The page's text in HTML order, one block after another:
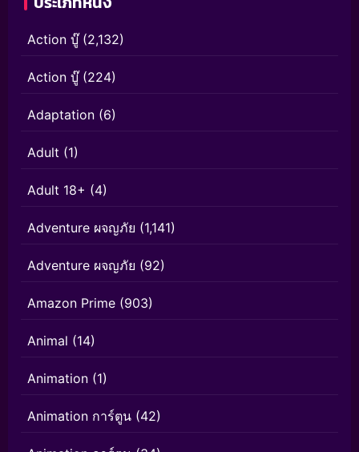
Action บู๊(2,132)
Action บู๊(224)
Adaptation (6)
Adult (1)
Adult 18+ (4)
Adventure ผจญภัย (1,141)
Adventure ผจญภัย (92)
Amazon Prime (903)
Animal (14)
Animation (1)
Animation การ์ตูน (42)